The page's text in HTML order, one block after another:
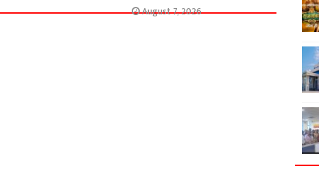
August 7, 2026